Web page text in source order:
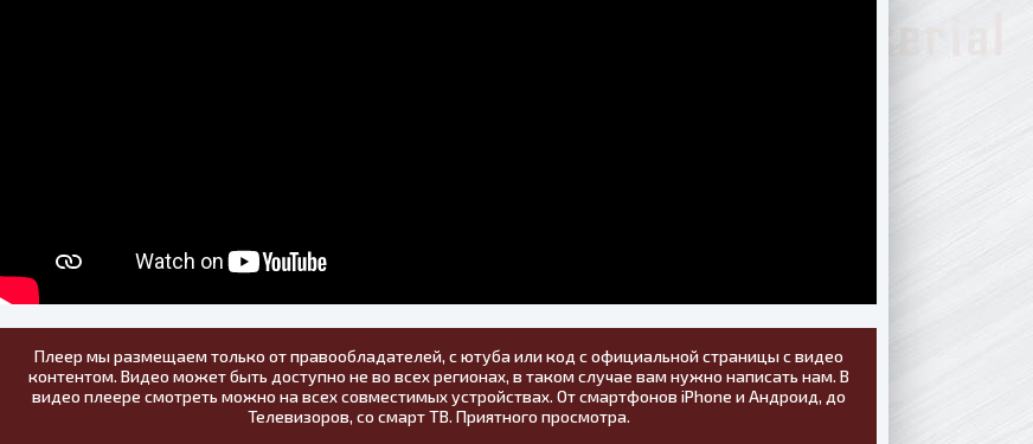
Плеер мы размещаем только от правообладателей, с ютуба или код с официальной страницы с видео
контентом. Видео может быть доступно не во всех регионах, в таком случае вам нужно написать нам. В
видео плеере смотреть можно на всех совместимых устройствах. От смартфонов iPhone и Андроид, до
Телевизоров, со смарт ТВ. Приятного просмотра.